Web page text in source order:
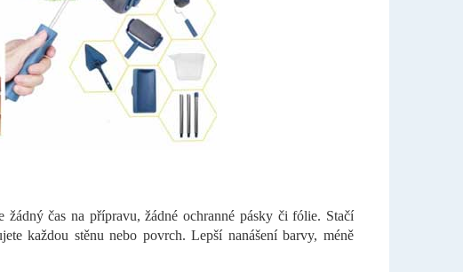
žádný čas na přípravu, žádné ochranné pásky či fólie. Stačí
každou stěnu nebo povrch. Lepší nanášení barvy, méně